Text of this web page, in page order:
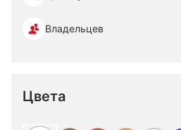
Владельцев
Цвета